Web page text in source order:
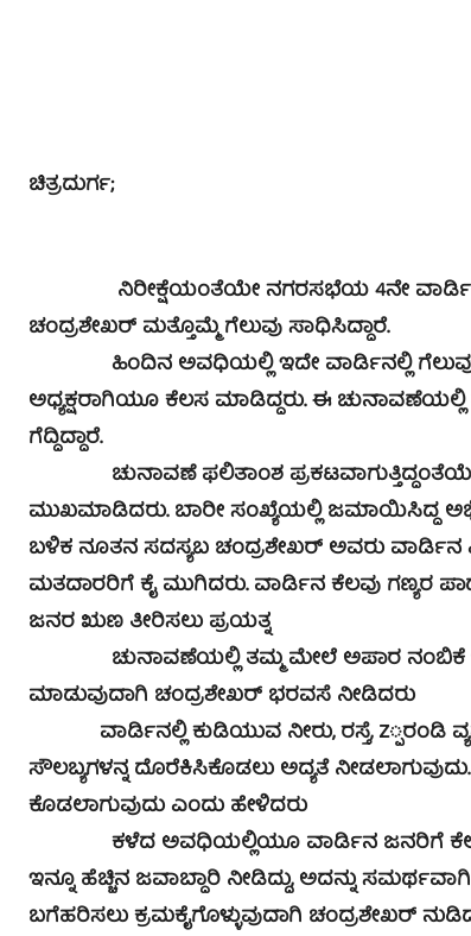
ಚಿತ್ರದುರ್ಗ;
ನಿರೀಕ್ಷೆಯಂತೆಯೇ ನಗರಸಭೆಯ 4ನೇ ವಾರ್ಡಿನಲ್ಲಿ
ಚಂದ್ರಶೇಖರ್ ಮತ್ತೊಮ್ಮೆ ಗೆಲುವು ಸಾಧಿಸಿದ್ದಾರೆ.
ಹಿಂದಿನ ಅವಧಿಯಲ್ಲಿ ಇದೇ ವಾರ್ಡಿನಲ್ಲಿ ಗೆಲುವು
ಅಧ್ಯಕ್ಷರಾಗಿಯೂ ಕೆಲಸ ಮಾಡಿದ್ದರು. ಈ
ಗೆದ್ದಿದ್ದಾರೆ.
ಚುನಾವಣೆ ಫಲಿತಾಂಶ ಪ್ರಕಟವಾಗುತ್ತಿದ್ದಂತೆಯೇ
ಮುಖಮಾಡಿದರು. ಬಾರೀ ಸಂಖ್ಯೆಯಲ್ಲಿ ಜಮಾಯಿಸಿದ್ದ
ಬಳಿಕ ನೂತನ ಸದಸ್ಯಬ ಚಂದ್ರಶೇಖರ್ ಅವರು ವಾರ್ಡಿನ
ಮತದಾರರಿಗೆ ಕೈ ಮುಗಿದರು. ವಾರ್ಡಿನ ಕೆಲವು ಗಣ್ಯರ
ಜನರ ಋಣ ತೀರಿಸಲು ಪ್ರಯತ್ನ
ಚುನಾವಣೆಯಲ್ಲಿ ತಮ್ಮ ಮೇಲೆ ಅಪಾರ ನಂಬಿಕೆ
ಮಾಡುವುದಾಗಿ ಚಂದ್ರಶೇಖರ್ ಭರವಸೆ ನೀಡಿದರು
ವಾರ್ಡಿನಲ್ಲಿ ಕುಡಿಯುವ ನೀರು, ರಸ್ತೆ, Z್ಪರಂಡಿ
ಸೌಲಬ್ಯಗಳನ್ನ ದೊರೆಕಿಸಿಕೊಡಲು ಅದ್ಯತೆ
ಕೊಡಲಾಗುವುದು ಎಂದು ಹೇಳಿದರು
ಕಳೆದ ಅವಧಿಯಲ್ಲಿಯೂ ವಾರ್ಡಿನ ಜನರಿಗೆ ಕೆಲಸ
ಇನ್ನೂ ಹೆಚ್ಚಿನ ಜವಾಬ್ದಾರಿ ನೀಡಿದ್ದು, ಅದನ್ನು
ಬಗೆಹರಿಸಲು ಕ್ರಮಕೈಗೊಳ್ಳುವುದಾಗಿ ಚಂದ್ರಶೇಖರ್